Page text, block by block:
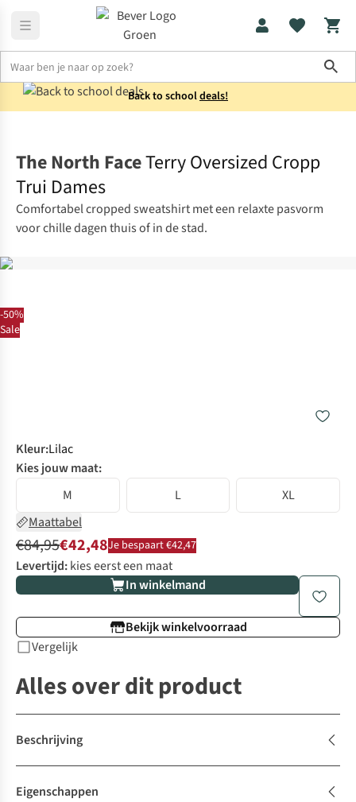
Back to schooldeals!
-50%
Sale
The North FaceTerry Oversized Cropp
Trui Dames
Comfortabel cropped sweatshirt met een relaxte pasvorm
voor chille dagen thuis of in de stad.
Kleur:Lilac
Kies jouw maat:
M
L
XL
Maattabel
€84,95€42,48Je bespaart €42,47
Levertijd:kies eerst een maat
In winkelmand
Bekijk winkelvoorraad
Vergelijk
Alles over dit product
Beschrijving
Eigenschappen